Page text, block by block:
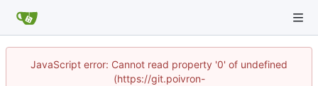
JavaScript error: Cannot read property '0' of undefined
(https://git.poivron-